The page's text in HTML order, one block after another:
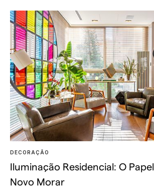
DECORAÇÃO
Iluminação Residencial: O
Novo Morar